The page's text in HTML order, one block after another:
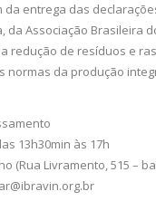
entrega das
da Associação
redução de resíduos e
normas da produção
13h30min às 17h
(Rua Livramento, 515 –